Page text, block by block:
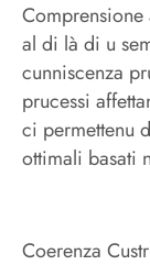
al di là di u
cunniscenza
prucessi
ci permettenu
ottimali basati
Coerenza